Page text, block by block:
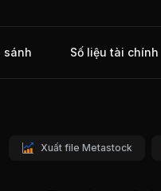
sánh Số liệu tài chính
Xuất file Metastock